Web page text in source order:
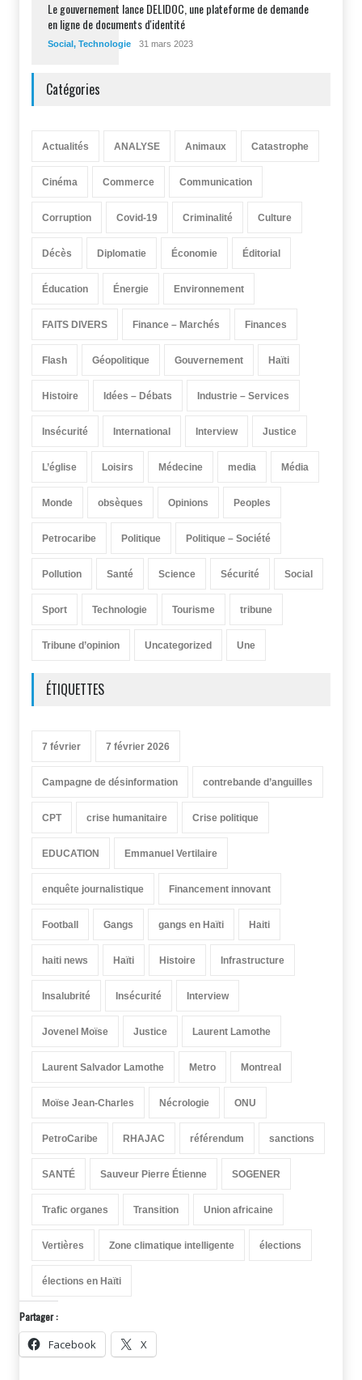
Le gouvernement lance DELIDOC, une plateforme de demande
en ligne de documents d'identité
Social, Technologie 31 mars 2023
Catégories
Actualités ANALYSE Animaux Catastrophe
Cinéma Commerce Communication
Corruption Covid-19 Criminalité Culture
Décès Diplomatie Économie Éditorial
Éducation Énergie Environnement
FAITS DIVERS Finance – Marchés Finances
Flash Géopolitique Gouvernement Haïti
Histoire Idées – Débats Industrie – Services
Insécurité International Interview Justice
L’église Loisirs Médecine media Média
Monde obsèques Opinions Peoples
Petrocaribe Politique Politique – Société
Pollution Santé Science Sécurité Social
Sport Technologie Tourisme tribune
Tribune d’opinion Uncategorized Une
ÉTIQUETTES
7 février 7 février 2026
Campagne de désinformation contrebande d’anguilles
CPT crise humanitaire Crise politique
EDUCATION Emmanuel Vertilaire
enquête journalistique Financement innovant
Football Gangs gangs en Haïti Haiti
haiti news Haïti Histoire Infrastructure
Insalubrité Insécurité Interview
Jovenel Moïse Justice Laurent Lamothe
Laurent Salvador Lamothe Metro Montreal
Moïse Jean-Charles Nécrologie ONU
PetroCaribe RHAJAC référendum sanctions
SANTÉ Sauveur Pierre Étienne SOGENER
Trafic organes Transition Union africaine
Vertières Zone climatique intelligente élections
élections en Haïti
Partager :
Facebook X